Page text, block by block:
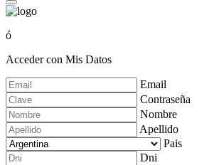
ó
Acceder con Mis Datos
Email
Contraseña
Nombre
Apellido
Pais
Dni